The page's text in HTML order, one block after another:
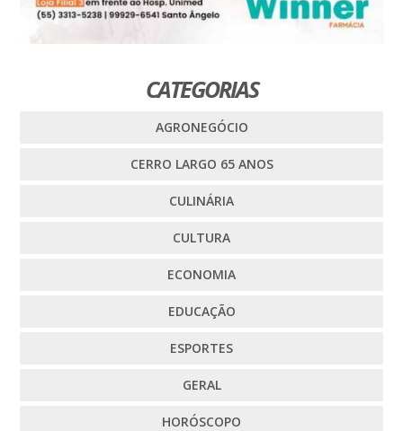
CATEGORIAS
AGRONEGÓCIO
CERRO LARGO 65 ANOS
CULINÁRIA
CULTURA
ECONOMIA
EDUCAÇÃO
ESPORTES
GERAL
HORÓSCOPO